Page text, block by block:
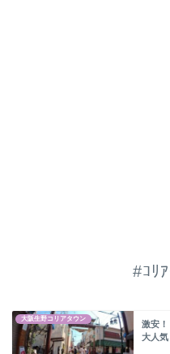
#ｺﾘ
大阪生野コリアタウン
激安
大人気